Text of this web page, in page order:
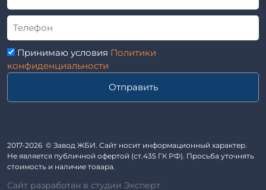
ГОСТ 14295-75
Лестничные марши
Автопавильоны
Анкера железобетонные
Балки железобетонные
Блоки железобетонные
Кабины санитарно-технические
Капители колонн
Принимаю условия Политики
конфиденциальности
Отправить
2017-2026 © Завод ЖБИ. Сайт носит информационный характер.
Не является публичной офертой (ст.435 ГК РФ). Просьба уточнять
стоимость и наличие товара.
Сайт разработан в студии Эксперт